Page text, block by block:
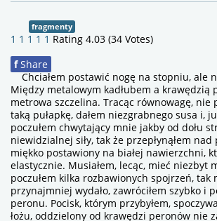
fragmenty
1 1 1 1 1 Rating 4.03 (34 Votes)
f Share
Chciałem postawić nogę na stopniu, ale
Między metalowym kadłubem a krawędzią
metrowa szczelina. Tracąc równowagę, nie
taką pułapkę, dałem niezgrabnego susa i,
poczułem chwytający mnie jakby od dołu
niewidzialnej siły, tak że przepłynąłem nad
miękko postawiony na białej nawierzchni,
elastycznie. Musiałem, lecąc, mieć niezbyt
poczułem kilka rozbawionych spojrzeń, tak
przynajmniej wydało, zawróciłem szybko i
peronu. Pocisk, którym przybyłem,
łożu, oddzielony od krawędzi peronów nie